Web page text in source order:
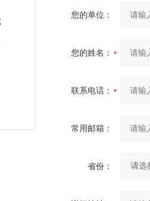
您的单位：
您的姓名：
联系电话：
常用邮箱：
省份：